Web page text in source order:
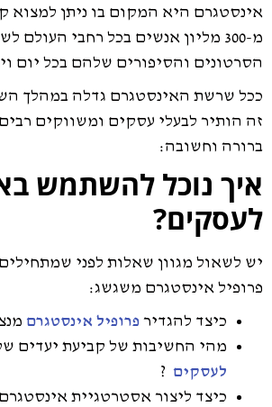
אינסטגרם היא המקום בו ניתן למצוא
מ-300 מליון אנשים בכל רחבי
הסרטונים והסיפורים שלהם בכל יום
ככל שרשת האינסטגרם גדלה במהלך
זה הותיר לבעלי עסקים ומשווקים
ברורה וחשובה:
איך נוכל להשתמש
לעסקים?
יש לשאול מגוון שאלות לפני
פרופיל אינסטגרם משגשג:
כיצד להגדיר פרופיל אינסטגרם
מהי החשיבות של קביעת יעדים
לעסקים ?
כיצד ליצור אסטרטגיית